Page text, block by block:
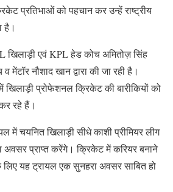
प्रतिभाओं को पहचान कर उन्हें राष्ट्रीय
है।
खिलाड़ी एवं KPL हेड कोच अमितोज़ सिंह
नौशाद खान द्वारा की जा रही है।
खिलाड़ी प्रोफेशनल क्रिकेट की बारीकियों को
रहे हैं।
में चयनित खिलाड़ी सीधे काशी प्रीमियर लीग
प्राप्त करेंगे। क्रिकेट में करियर बनाने
यह ट्रायल एक सुनहरा अवसर साबित हो